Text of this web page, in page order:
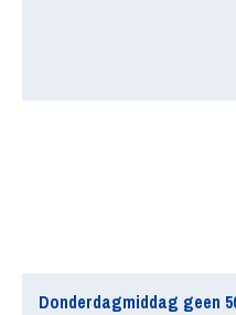
Donderdagmiddag geen